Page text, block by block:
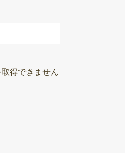
得できません